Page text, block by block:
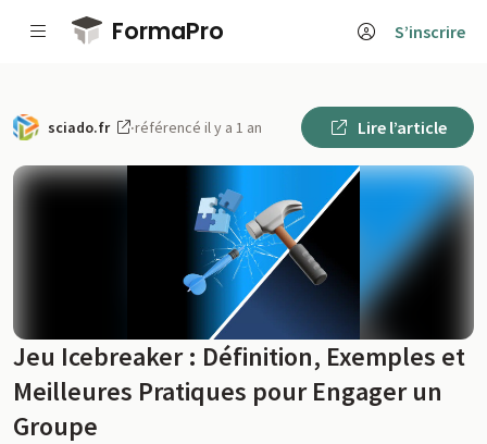
Passer au contenu principal
FormaPro S’inscrire
sciado.fr ·référencé il y a 1 an Lire l’article
Jeu Icebreaker : Définition, Exemples et
Meilleures Pratiques pour Engager un
Groupe